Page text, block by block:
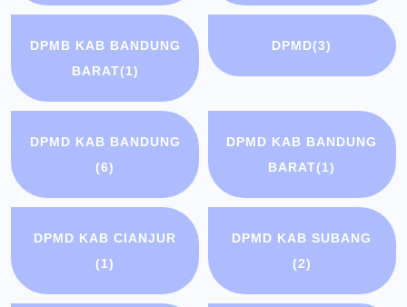
DPMB KAB BANDUNG
BARAT(1)
DPMD(3)
DPMD KAB BANDUNG
(6)
DPMD KAB BANDUNG
BARAT(1)
DPMD KAB CIANJUR
(1)
DPMD KAB SUBANG
(2)